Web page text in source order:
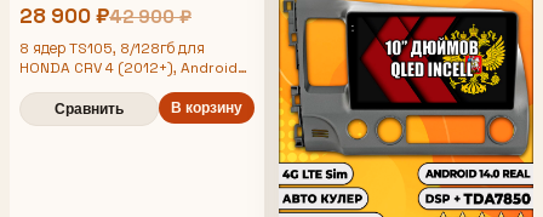
28 900 ₽42 900 ₽
8 ядер TS105, 8/128гб для
HONDA CRV 4 (2012+), Android
магнитола
Сравнить В корзину